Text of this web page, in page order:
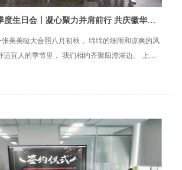
度生日会丨凝心聚力并肩前行 共庆徽华再
合照八月初秋， 绵绵的细雨和凉爽的风